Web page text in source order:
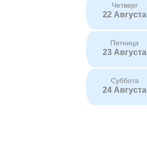
Четверг
22 Августа
Пятница
23 Августа
Суббота
24 Августа